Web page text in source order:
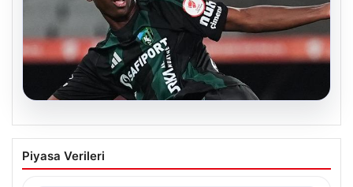
Süper Lig’de görülmemiş olay! Aşık
olduğu için kampı terk etti
Piyasa Verileri